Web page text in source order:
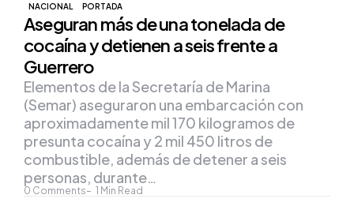
NACIONAL PORTADA
Aseguran más de una tonelada de
cocaína y detienen a seis frente a
Guerrero
0 Comments 1 Min Read
Elementos de la Secretaría de Marina
(Semar) aseguraron una embarcación con
aproximadamente mil 170 kilogramos de
presunta cocaína y 2 mil 450 litros de
combustible, además de detener a seis
personas, durante…